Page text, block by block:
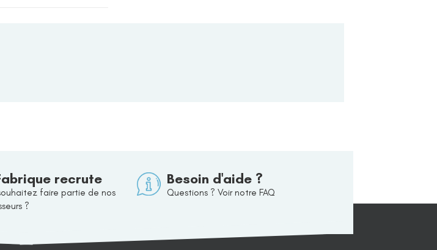
recrute
faire partie de nos
?
Besoin d'aide ?
Questions ? Voir notre FAQ